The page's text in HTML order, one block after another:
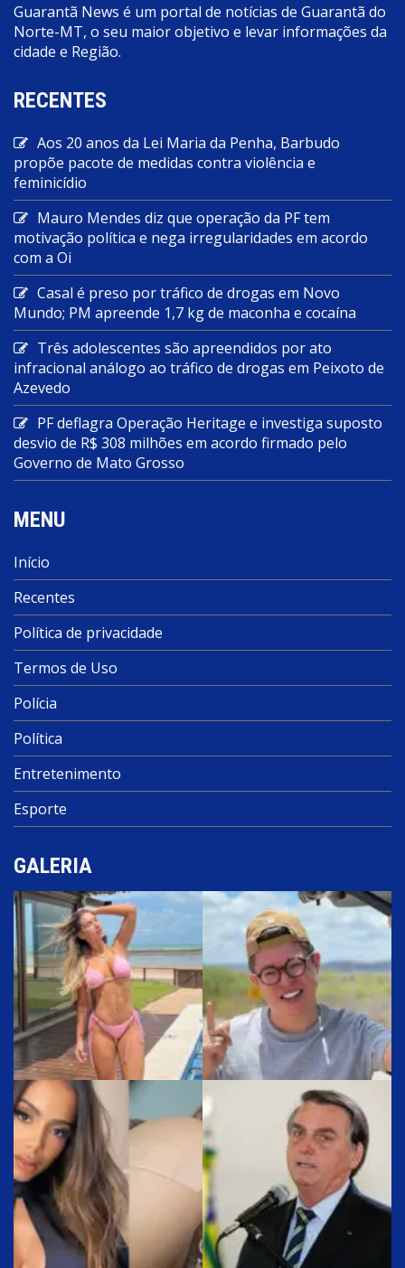
Guarantã News é um portal de notícias de Guarantã do
Norte-MT, o seu maior objetivo e levar informações da
cidade e Região.
RECENTES
Aos 20 anos da Lei Maria da Penha, Barbudo
propõe pacote de medidas contra violência e
feminicídio
Mauro Mendes diz que operação da PF tem
motivação política e nega irregularidades em acordo
com a Oi
Casal é preso por tráfico de drogas em Novo
Mundo; PM apreende 1,7 kg de maconha e cocaína
Três adolescentes são apreendidos por ato
infracional análogo ao tráfico de drogas em Peixoto de
Azevedo
PF deflagra Operação Heritage e investiga suposto
desvio de R$ 308 milhões em acordo firmado pelo
Governo de Mato Grosso
MENU
Início
Recentes
Política de privacidade
Termos de Uso
Polícia
Política
Entretenimento
Esporte
GALERIA